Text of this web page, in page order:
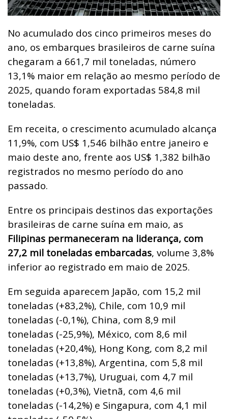
No acumulado dos cinco primeiros meses do
ano, os embarques brasileiros de carne suína
chegaram a 661,7 mil toneladas, número
13,1% maior em relação ao mesmo período de
2025, quando foram exportadas 584,8 mil
toneladas.
Em receita, o crescimento acumulado alcança
11,9%, com US$ 1,546 bilhão entre janeiro e
maio deste ano, frente aos US$ 1,382 bilhão
registrados no mesmo período do ano
passado.
Entre os principais destinos das exportações
brasileiras de carne suína em maio, as
Filipinas permaneceram na liderança, com
27,2 mil toneladas embarcadas, volume 3,8%
inferior ao registrado em maio de 2025.
Em seguida aparecem Japão, com 15,2 mil
toneladas (+83,2%), Chile, com 10,9 mil
toneladas (-0,1%), China, com 8,9 mil
toneladas (-25,9%), México, com 8,6 mil
toneladas (+20,4%), Hong Kong, com 8,2 mil
toneladas (+13,8%), Argentina, com 5,8 mil
toneladas (+13,7%), Uruguai, com 4,7 mil
toneladas (+0,3%), Vietnã, com 4,6 mil
toneladas (-14,2%) e Singapura, com 4,1 mil